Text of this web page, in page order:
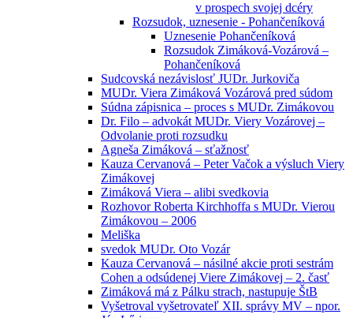
v prospech svojej dcéry
Rozsudok, uznesenie - Pohančeníková
Uznesenie Pohančeníková
Rozsudok Zimáková-Vozárová –
Pohančeníková
Sudcovská nezávislosť JUDr. Jurkoviča
MUDr. Viera Zimáková Vozárová pred súdom
Súdna zápisnica – proces s MUDr. Zimákovou
Dr. Filo – advokát MUDr. Viery Vozárovej –
Odvolanie proti rozsudku
Agneša Zimáková – sťažnosť
Kauza Cervanová – Peter Vačok a výsluch Viery
Zimákovej
Zimáková Viera – alibi svedkovia
Rozhovor Roberta Kirchhoffa s MUDr. Vierou
Zimákovou – 2006
Meliška
svedok MUDr. Oto Vozár
Kauza Cervanová – násilné akcie proti sestrám
Cohen a odsúdenej Viere Zimákovej – 2. časť
Zimáková má z Pálku strach, nastupuje ŠtB
Vyšetroval vyšetrovateľ XII. správy MV – npor.